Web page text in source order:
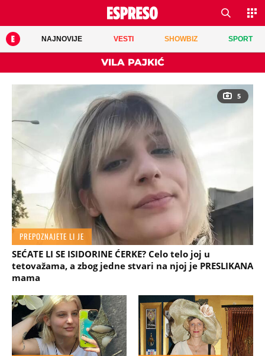
NAJNOVIJE VESTI SHOWBIZ SPORT
VILA PAJKIĆ
5
PREPOZNAJETE LI JE
SEĆATE LI SE ISIDORINE ĆERKE? Celo telo joj u
tetovažama, a zbog jedne stvari na njoj je PRESLIKANA
mama